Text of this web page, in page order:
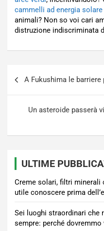
cammelli ad energia solare
animali? Non so voi cari
distruzione indiscriminata
A Fukushima le
Un asteroide passerà
ULTIME
Creme solari, filtri minerali
utile conoscere prima
Sei luoghi straordinari che
sempre: perché